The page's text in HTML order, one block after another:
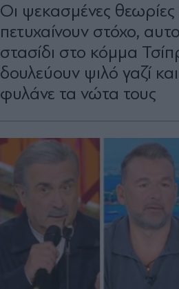
Οι ψεκασμένες
πετυχαίνουν στόχο,
στασίδι στο κόμμα
δουλεύουν ψιλό γαζί
φυλάνε τα νώτα τους